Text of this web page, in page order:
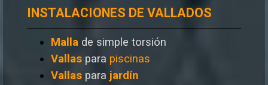
INSTALACIONES DE VALLADOS
Malla de simple torsión
Vallas para piscinas
Vallas para jardín